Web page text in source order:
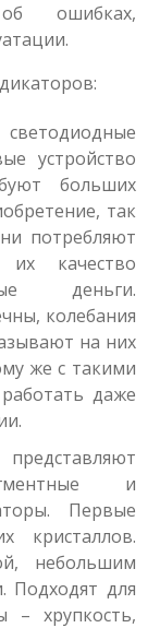
ошибках,
устройство
больших
так
потребляют
их качество
деньги.
колебания
на них
же с такими
даже
и
Первые
кристаллов.
небольшим
Подходят для
– хрупкость,